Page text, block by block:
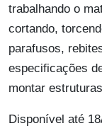
trabalhando o
cortando,
parafusos,
especificações
montar
Disponível até